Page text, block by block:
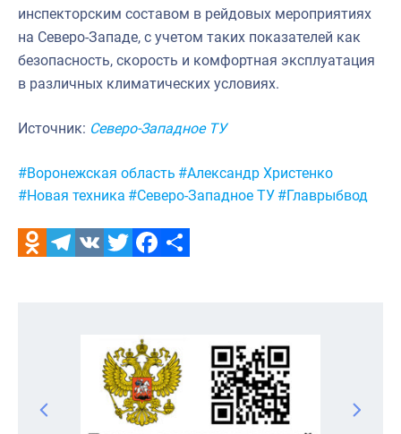
инспекторским составом в рейдовых мероприятиях
на Северо-Западе, с учетом таких показателей как
безопасность, скорость и комфортная эксплуатация
в различных климатических условиях.
Источник: Северо-Западное ТУ
Метки:
#Воронежская область #Александр Христенко
#Новая техника #Северо-Западное ТУ #Главрыбвод